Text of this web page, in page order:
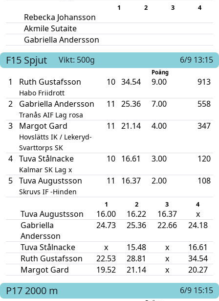
1 2 3 4
Rebecka Johansson
Akmile Sutaite
Gabriella Andersson
F15 Spjut Vikt: 500g 6/9 13:15
Poäng
1 Ruth Gustafsson
Habo Friidrott
10 34.54 9.00 913
2 Gabriella Andersson
Tranås AIF Lag rosa
11 25.36 7.00 558
3 Margot Gard
Hovslätts IK / Lekeryd-
Svarttorps SK
11 21.14 4.00 347
4 Tuva Stålnacke
Kalmar SK Lag x
10 16.61 3.00 120
5 Tuva Augustsson
Skruvs IF -Hinden
11 16.37 2.00 108
1 2 3 4
Tuva Augustsson 16.00 16.22 16.37
x
Gabriella
Andersson
24.73 25.36 22.66 24.18
Tuva Stålnacke x 15.48 x
16.61
Ruth Gustafsson
22.53 28.81 x
34.54
Margot Gard
19.52 21.14 x 20.27
P17 2000 m 6/9 15:15